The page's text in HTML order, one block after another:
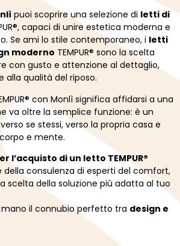
puoi scoprire una selezione di letti di
capaci di unire estetica moderna e
Se ami lo stile contemporaneo, i letti
moderno TEMPUR® sono la scelta
con gusto e attenzione al dettaglio,
alla qualità del riposo.
con Monlì significa affidarsi a una
va oltre la semplice funzione: è un
se stessi, verso la propria casa e
e mente.
l’acquisto di un letto TEMPUR®
consulenza di esperti del comfort,
scelta della soluzione più adatta al tuo
il connubio perfetto tra design e